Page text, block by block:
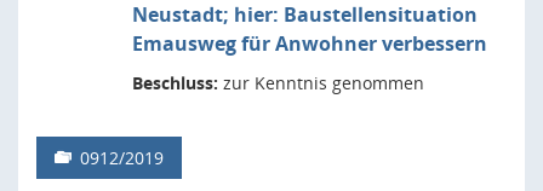
Neustadt; hier: Baustellensituation
Emausweg für Anwohner verbessern
Beschluss: zur Kenntnis genommen
0912/2019